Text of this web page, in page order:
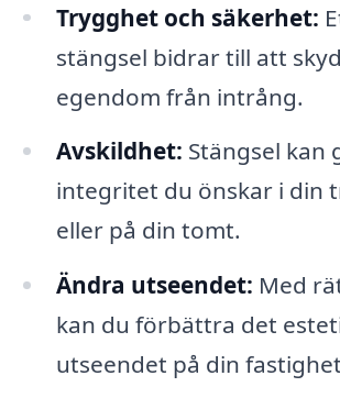
Trygghet och säkerhet:
stängsel bidrar till att
egendom från intrång.
Avskildhet: Stängsel kan
integritet du önskar i din
eller på din tomt.
Ändra utseendet: Med
kan du förbättra det
utseendet på din